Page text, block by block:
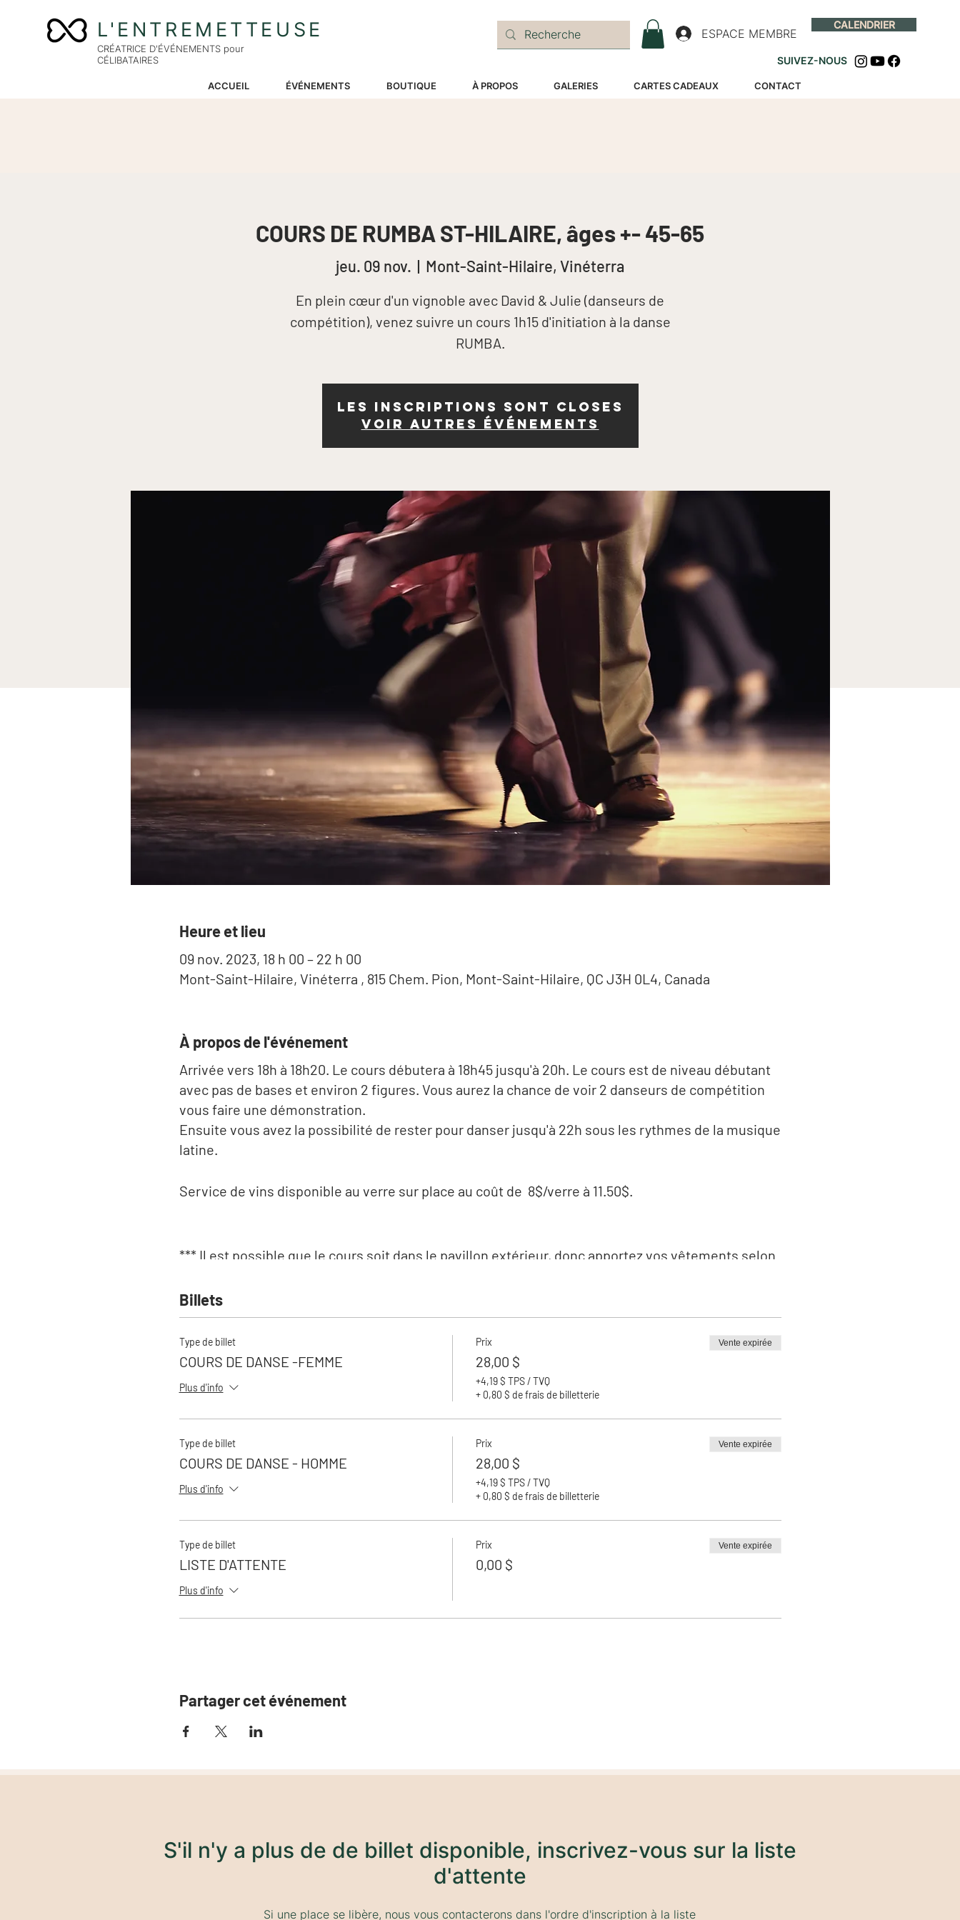
L'ENTREMETTEUSE
CRÉATRICE D'ÉVÉNEMENTS pour
CÉLIBATAIRES
ESPACE MEMBRE
CALENDRIER
SUIVEZ-NOUS
ACCUEIL ÉVÉNEMENTS BOUTIQUE À PROPOS GALERIES CARTES CADEAUX CONTACT
COURS DE RUMBA ST-HILAIRE, âges +- 45-65
jeu. 09 nov.
  |
Mont-Saint-Hilaire, Vinéterra
En plein cœur d'un vignoble avec David & Julie (danseurs de
compétition), venez suivre un cours 1h15 d'initiation à la danse
RUMBA.
Les inscriptions sont closes
Voir autres événements
Heure et lieu
09 nov. 2023, 18 h 00 – 22 h 00
Mont-Saint-Hilaire, Vinéterra , 815 Chem. Pion, Mont-Saint-Hilaire, QC J3H 0L4, Canada
À propos de l'événement
Arrivée vers 18h à 18h20. Le cours débutera à 18h45 jusqu'à 20h. Le cours est de niveau débutant
avec pas de bases et environ 2 figures. Vous aurez la chance de voir 2 danseurs de compétition
vous faire une démonstration.
Ensuite vous avez la possibilité de rester pour danser jusqu'à 22h sous les rythmes de la musique
latine.
Service de vins disponible au verre sur place au coût de 8$/verre à 11.50$.
*** Il est possible que le cours soit dans le pavillon extérieur, donc apportez vos vêtements selon
Capacité de 40 personnes
Groupe d'âges: 45-60 approx.
Billets
Type de billet
COURS DE DANSE -FEMME
Plus d'info
Prix
28,00 $
+4,19 $ TPS / TVQ
+ 0,80 $ de frais de billetterie
Vente expirée
Type de billet
COURS DE DANSE - HOMME
Plus d'info
Prix
28,00 $
+4,19 $ TPS / TVQ
+ 0,80 $ de frais de billetterie
Vente expirée
Type de billet
LISTE D'ATTENTE
Plus d'info
Prix
0,00 $
Vente expirée
Partager cet événement
S'il n'y a plus de de billet disponible, inscrivez-vous sur la liste
d'attente
Si une place se libère, nous vous contacterons dans l'ordre d'inscription à la liste